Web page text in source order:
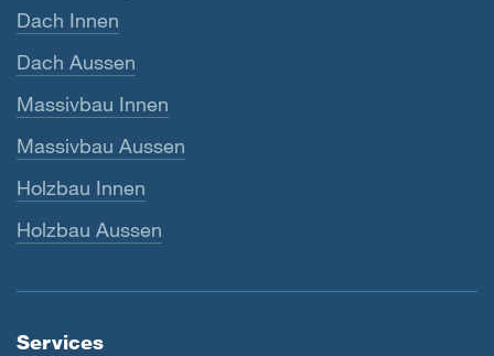
Dach Innen
Dach Aussen
Massivbau Innen
Massivbau Aussen
Holzbau Innen
Holzbau Aussen
Services